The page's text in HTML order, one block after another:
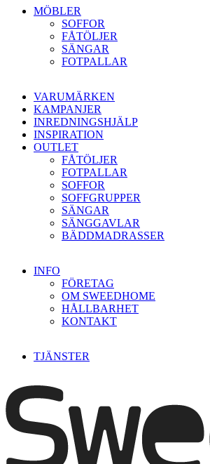
MÖBLER
SOFFOR
FÅTÖLJER
SÄNGAR
FOTPALLAR
VARUMÄRKEN
KAMPANJER
INREDNINGSHJÄLP
INSPIRATION
OUTLET
FÅTÖLJER
FOTPALLAR
SOFFOR
SOFFGRUPPER
SÄNGAR
SÄNGGAVLAR
BÄDDMADRASSER
INFO
FÖRETAG
OM SWEEDHOME
HÅLLBARHET
KONTAKT
TJÄNSTER